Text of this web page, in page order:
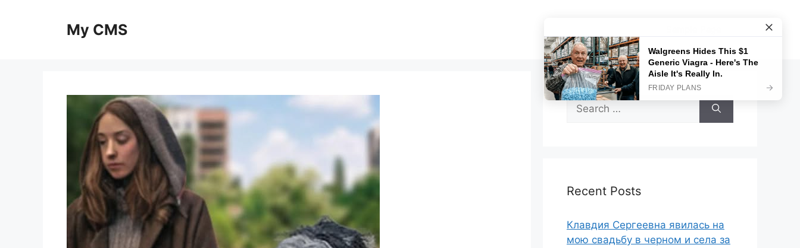
My CMS
Search
for:
Recent Posts
Клавдия Сергеевна явилась на
мою свадьбу в черном и села за